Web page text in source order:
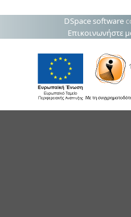
DSpace software
Επικοινωνήστε